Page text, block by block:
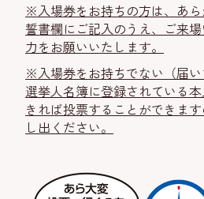
※入場券をお持ちの方は、あ
誓書欄にご記入のうえ、ご来
力をお願いいたします。
※入場券をお持ちでない（届い
選挙人名簿に登録されている
きれば投票することができま
し出ください。